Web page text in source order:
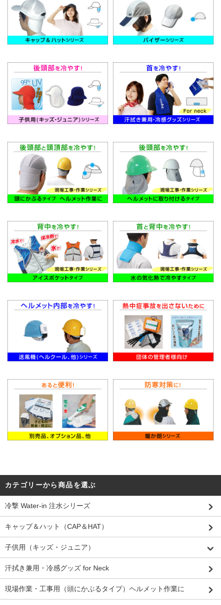
カテゴリーから商品を選ぶ
冷撃 Water-in 注水シリーズ
キャップ＆ハット（CAP＆HAT）
子供用（キッズ・ジュニア）
汗拭き兼用・冷感グッズ for Neck
現場作業・工事用（頭にかぶるタイプ）ヘルメット作業に